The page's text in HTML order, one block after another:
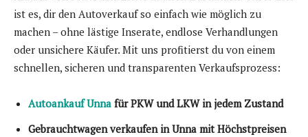
ist es, dir den Autoverkauf so einfach wie möglich zu
machen – ohne lästige Inserate, endlose Verhandlungen
oder unsichere Käufer. Mit uns profitierst du von einem
schnellen, sicheren und transparenten Verkaufsprozess:
Autoankauf Unna für PKW und LKW in jedem Zustand
Gebrauchtwagen verkaufen in Unna mit Höchstpreisen